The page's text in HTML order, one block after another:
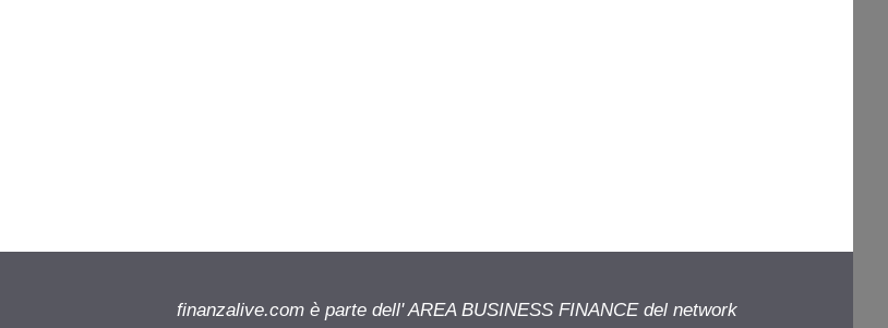
finanzalive.com è parte dell' AREA BUSINESS FINANCE del network